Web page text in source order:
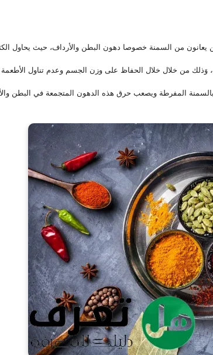
المفرطة ويصعب حرق هذه الدهون المتجمعة في البطن